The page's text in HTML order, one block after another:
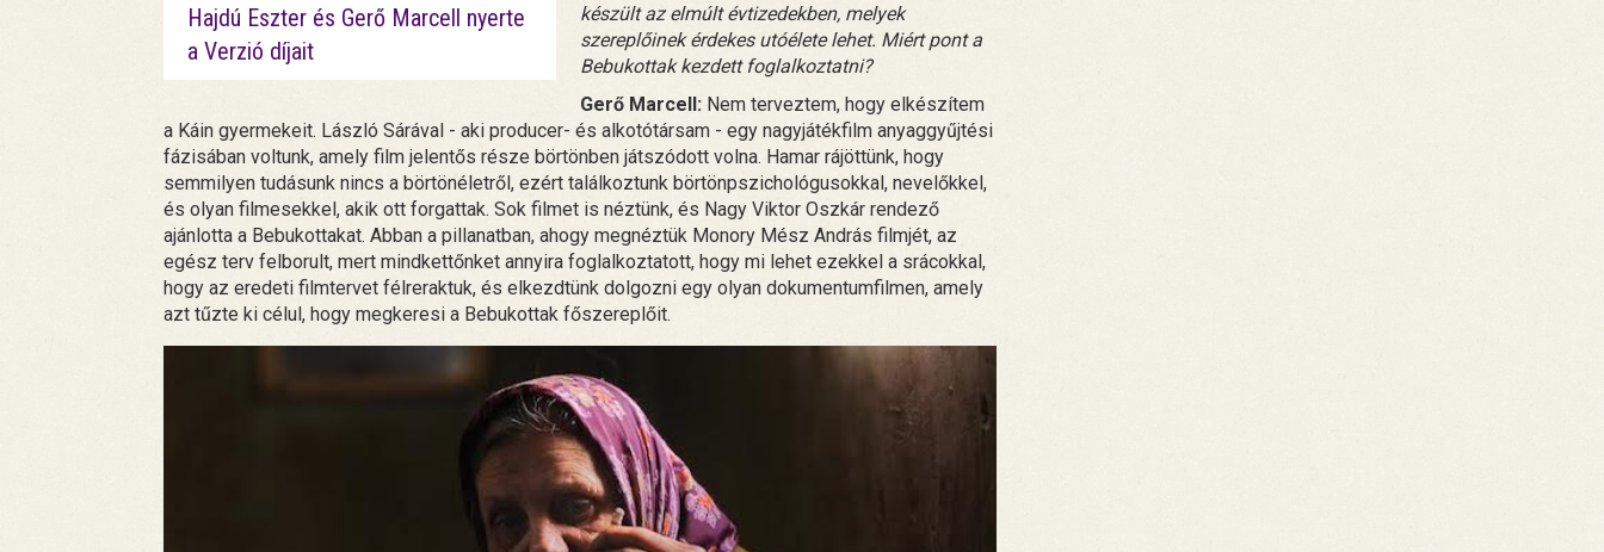
Hajdú Eszter és Gerő Marcell nyerte
a Verzió díjait
készült az elmúlt évtizedekben, melyek
szereplőinek érdekes utóélete lehet. Miért pont a
Bebukottak kezdett foglalkoztatni?
Gerő Marcell: Nem terveztem, hogy elkészítem
a Káin gyermekeit. László Sárával - aki producer- és alkotótársam - egy nagyjátékfilm anyaggyűjtési
fázisában voltunk, amely film jelentős része börtönben játszódott volna. Hamar rájöttünk, hogy
semmilyen tudásunk nincs a börtönéletről, ezért találkoztunk börtönpszichológusokkal, nevelőkkel,
és olyan filmesekkel, akik ott forgattak. Sok filmet is néztünk, és Nagy Viktor Oszkár rendező
ajánlotta a Bebukottakat. Abban a pillanatban, ahogy megnéztük Monory Mész András filmjét, az
egész terv felborult, mert mindkettőnket annyira foglalkoztatott, hogy mi lehet ezekkel a srácokkal,
hogy az eredeti filmtervet félreraktuk, és elkezdtünk dolgozni egy olyan dokumentumfilmen, amely
azt tűzte ki célul, hogy megkeresi a Bebukottak főszereplőit.